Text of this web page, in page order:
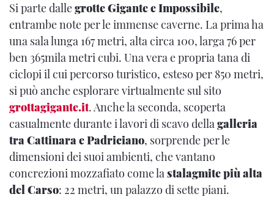
Si parte dallegrotte Gigante e Impossibile,
entrambe note per le immense caverne. La prima ha
una sala lunga 167 metri, alta circa 100, larga 76 per
ben 365mila metri cubi. Una vera e propria tana di
ciclopi il cui percorso turistico, esteso per 850 metri,
si può anche esplorare virtualmente sul sito
grottagigante.it. Anche la seconda, scoperta
casualmente durante i lavori di scavo dellagalleria
tra Cattinara e Padriciano, sorprende per le
dimensioni dei suoi ambienti, che vantano
concrezioni mozzafiato come lastalagmite più alta
del Carso: 22 metri, un palazzo di sette piani.